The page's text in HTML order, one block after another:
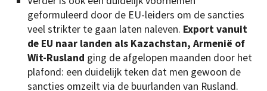
geformuleerd door de EU-leiders om de sancties
veel strikter te gaan laten naleven. Export vanuit
de EU naar landen als Kazachstan, Armenië of
Wit-Rusland ging de afgelopen maanden door het
plafond: een duidelijk teken dat men gewoon de
sancties omzeilt via de buurlanden van Rusland.